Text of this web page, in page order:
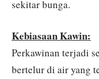
sekitar bunga.
Kebiasaan Kawin:
Perkawinan terjadi
bertelur di air yang